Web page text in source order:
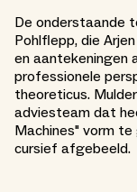
De onderstaande
Pohlflepp, die
en aantekeningen
professionele
theoreticus.
adviesteam dat
Machines" vorm
cursief afgebeeld.